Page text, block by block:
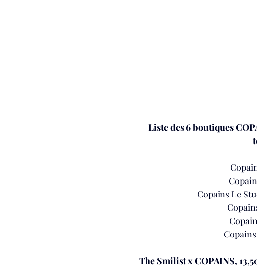
Liste des 6 boutiques
Copains Le
The Smilist x COPAINS,